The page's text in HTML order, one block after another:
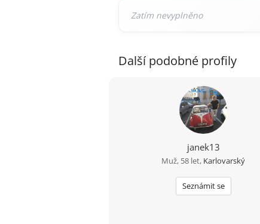
Další podobné profily
janek13
Muž, 58 let, Karlovarský
Seznámit se